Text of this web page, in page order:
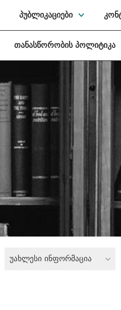
პუბლიკაციები
თანასწორობის პოლიტიკა
უახლესი ინფორმაცია